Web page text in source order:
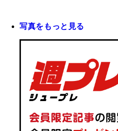
写真をもっと見る